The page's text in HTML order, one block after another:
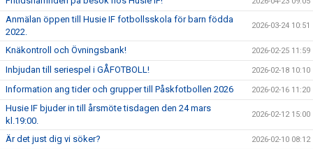
Anmälan öppen till Husie IF fotbollsskola för barn födda
2022.
2026-03-24 10:51
Knäkontroll och Övningsbank! 2026-02-25 11:59
Inbjudan till seriespel i GÅFOTBOLL! 2026-02-18 10:10
Information ang tider och grupper till Påskfotbollen 2026 2026-02-16 11:20
Husie IF bjuder in till årsmöte tisdagen den 24 mars
kl.19:00.
2026-02-12 15:00
Är det just dig vi söker? 2026-02-10 08:12